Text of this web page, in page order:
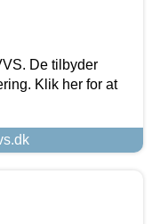
De tilbyder
Klik her for at